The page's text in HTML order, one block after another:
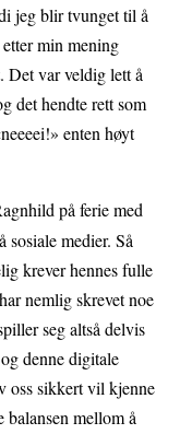
jeg blir tvunget til å
min mening
Det var veldig lett å
det hendte rett som
enten høyt
på ferie med
sosiale medier. Så
krever hennes fulle
nemlig skrevet noe
seg altså delvis
denne digitale
oss sikkert vil kjenne
mellom å